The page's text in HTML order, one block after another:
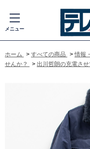
メニュー
ホーム > すべての商品 >情報
せんか？
> 出川哲朗の充電さ